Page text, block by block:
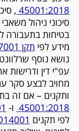
45001:2018
,
סיכוני ניהול
בטיחות בתעבורה לפי
מידע לפי תקן 27001
נושא נוסף
עפ"י דין
מחויב לבצע סקר
ותקנים – אם זה
45001:2018 ו-
לפי תקנים 14001